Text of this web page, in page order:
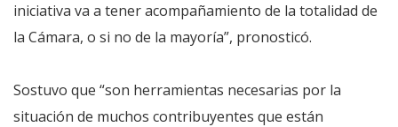
iniciativa va a tener acompañamiento de la totalidad de
la Cámara, o si no de la mayoría”, pronosticó.
Sostuvo que “son herramientas necesarias por la
situación de muchos contribuyentes que están